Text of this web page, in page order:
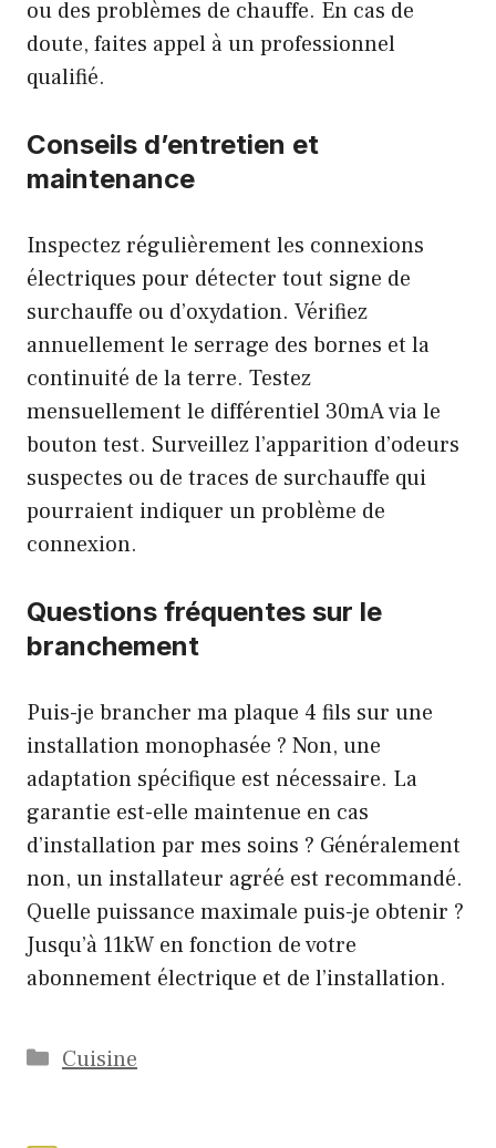
ou des problèmes de chauffe. En cas de
doute, faites appel à un professionnel
qualifié.
Conseils d’entretien et
maintenance
Inspectez régulièrement les connexions
électriques pour détecter tout signe de
surchauffe ou d’oxydation. Vérifiez
annuellement le serrage des bornes et la
continuité de la terre. Testez
mensuellement le différentiel 30mA via le
bouton test. Surveillez l’apparition d’odeurs
suspectes ou de traces de surchauffe qui
pourraient indiquer un problème de
connexion.
Questions fréquentes sur le
branchement
Puis-je brancher ma plaque 4 fils sur une
installation monophasée ? Non, une
adaptation spécifique est nécessaire. La
garantie est-elle maintenue en cas
d’installation par mes soins ? Généralement
non, un installateur agréé est recommandé.
Quelle puissance maximale puis-je obtenir ?
Jusqu’à 11kW en fonction de votre
abonnement électrique et de l’installation.
Catégories
Cuisine